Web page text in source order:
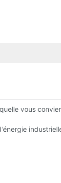
vous